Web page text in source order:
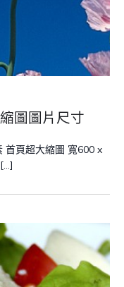
圖圖片尺寸
首頁超大縮圖 寬600 x